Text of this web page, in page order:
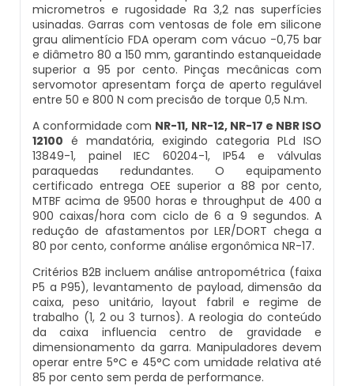
Pesadora Para Biscoito De Polvilho
Seladora Rotativa
Pesadora Para Pão De Queijo
Dosador De Rosca
Pesadoras Automáticas
Embaladora De Graos
Seladora Automática Com Esteira
Embaladora De Pao
Esteira Alimentadora
Datador Elétrico
Datador Para Sacos Plasticos
Comprar Datador Automático
Datador Termico
Datador Automático A Venda
Datador Termo Transferência
Fornecedor Datador Automático
Datador De Caixas
Empresa De Datador Inkjet
Máquina Datadora Preço
micrometros e rugosidade Ra 3,2 nas superfícies
usinadas. Garras com ventosas de fole em silicone
grau alimentício FDA operam com vácuo -0,75 bar
e diâmetro 80 a 150 mm, garantindo estanqueidade
superior a 95 por cento. Pinças mecânicas com
servomotor apresentam força de aperto regulável
entre 50 e 800 N com precisão de torque 0,5 N.m.
A conformidade com NR-11, NR-12, NR-17 e NBR ISO
12100 é mandatória, exigindo categoria PLd ISO
13849-1, painel IEC 60204-1, IP54 e válvulas
paraquedas redundantes. O equipamento
certificado entrega OEE superior a 88 por cento,
MTBF acima de 9500 horas e throughput de 400 a
900 caixas/hora com ciclo de 6 a 9 segundos. A
redução de afastamentos por LER/DORT chega a
80 por cento, conforme análise ergonômica NR-17.
Critérios B2B incluem análise antropométrica (faixa
P5 a P95), levantamento de payload, dimensão da
caixa, peso unitário, layout fabril e regime de
trabalho (1, 2 ou 3 turnos). A reologia do conteúdo
da caixa influencia centro de gravidade e
dimensionamento da garra. Manipuladores devem
operar entre 5°C e 45°C com umidade relativa até
85 por cento sem perda de performance.